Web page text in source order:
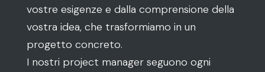
vostre esigenze e dalla comprensione della
vostra idea, che trasformiamo in un
progetto concreto.
I nostri project manager seguono ogni